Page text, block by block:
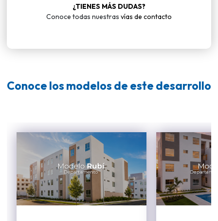
¿TIENES MÁS DUDAS?
Conoce todas nuestras vías de contacto
Conoce los modelos de este desarrollo